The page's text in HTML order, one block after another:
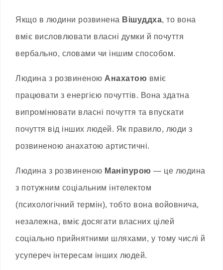
Якщо в людини розвинена Вішуддха, то вона
вміє висловлювати власні думки й почуття
вербально, словами чи іншим способом.
Людина з розвиненою Анахатою вміє
працювати з енергією почуттів. Вона здатна
випромінювати власні почуття та впускати
почуття від інших людей. Як правило, люди з
розвиненою анахатою артистичні.
Людина з розвиненою Маніпурою — це людина
з потужним соціальним інтелектом
(психологічний термін), тобто вона войовнича,
незалежна, вміє досягати власних цілей
соціально прийнятними шляхами, у тому числі й
усупереч інтересам інших людей.